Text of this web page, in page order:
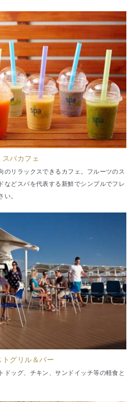
スパカフェ
のリラックスできるカフェ。フルーツのス
などスパを代表する新鮮でシンプルでフレ
い。
トグリル＆バー
ドッグ、チキン、サンドイッチ等の軽食と